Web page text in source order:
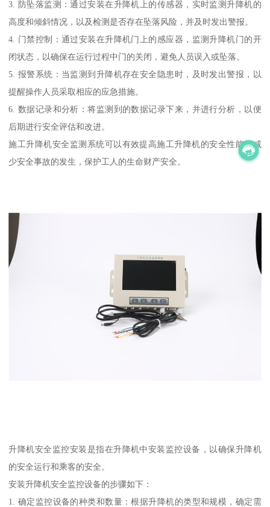
3. 防坠落监测：通过安装在升降机上的传感器，实时监测升降机的
高度和倾斜情况，以及检测是否存在坠落风险，并及时发出警报。
4. 门禁控制：通过安装在升降机门上的感应器，监测升降机门的开
闭状态，以确保在运行过程中门的关闭，避免人员误入或坠落。
5. 报警系统：当监测到升降机存在安全隐患时，及时发出警报，以
提醒操作人员采取相应的应急措施。
6. 数据记录和分析：将监测到的数据记录下来，并进行分析，以便
后期进行安全评估和改进。
施工升降机安全监测系统可以有效提高施工升降机的安全性能，减
少安全事故的发生，保护工人的生命财产安全。
升降机安全监控安装是指在升降机中安装监控设备，以确保升降机
的安全运行和乘客的安全。
安装升降机安全监控设备的步骤如下：
1. 确定监控设备的种类和数量：根据升降机的类型和规模，确定需